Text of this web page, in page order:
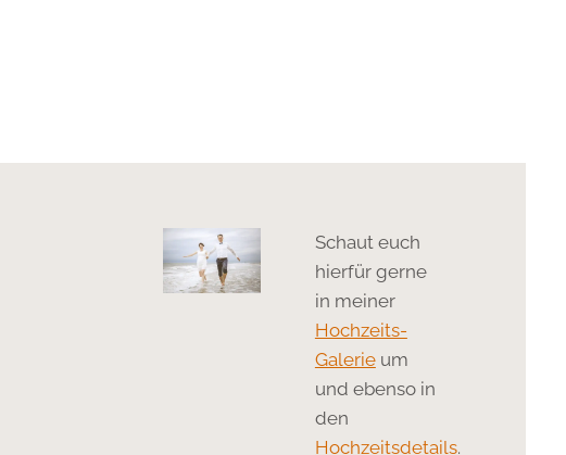
Schaut euch
hierfür gerne
in meiner
Hochzeits-
Galerieum
und ebenso in
den
Hochzeitsdetails.